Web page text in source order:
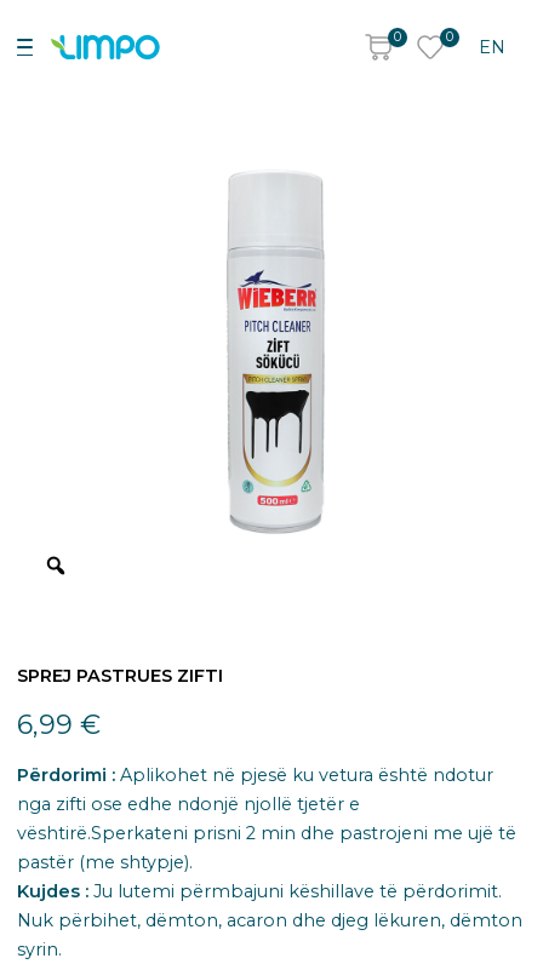
0 0
EN
SPREJ PASTRUES ZIFTI
6,99 €
Përdorimi :Aplikohet në pjesë ​ku vetura është ndotur
nga zifti ose edhe ndonjë njollë tjetër e
vështirë.Sperkateni prisni 2 min dhe pastrojeni me ujë të
pastër (me shtypje).
​Kujdes :Ju lutemi përmbajuni këshillave të përdorimit​.
Nuk përbihet, dëmton, acaron dhe djeg lëkuren, dëmton
syrin.​